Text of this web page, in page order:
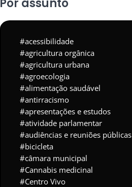
acessibilidade
agricultura orgânica
agricultura urbana
agroecologia
alimentação saudável
antirracismo
apresentações e estudos
atividade parlamentar
audiências e reuniões públicas
bicicleta
câmara municipal
Cannabis medicinal
Centro Vivo